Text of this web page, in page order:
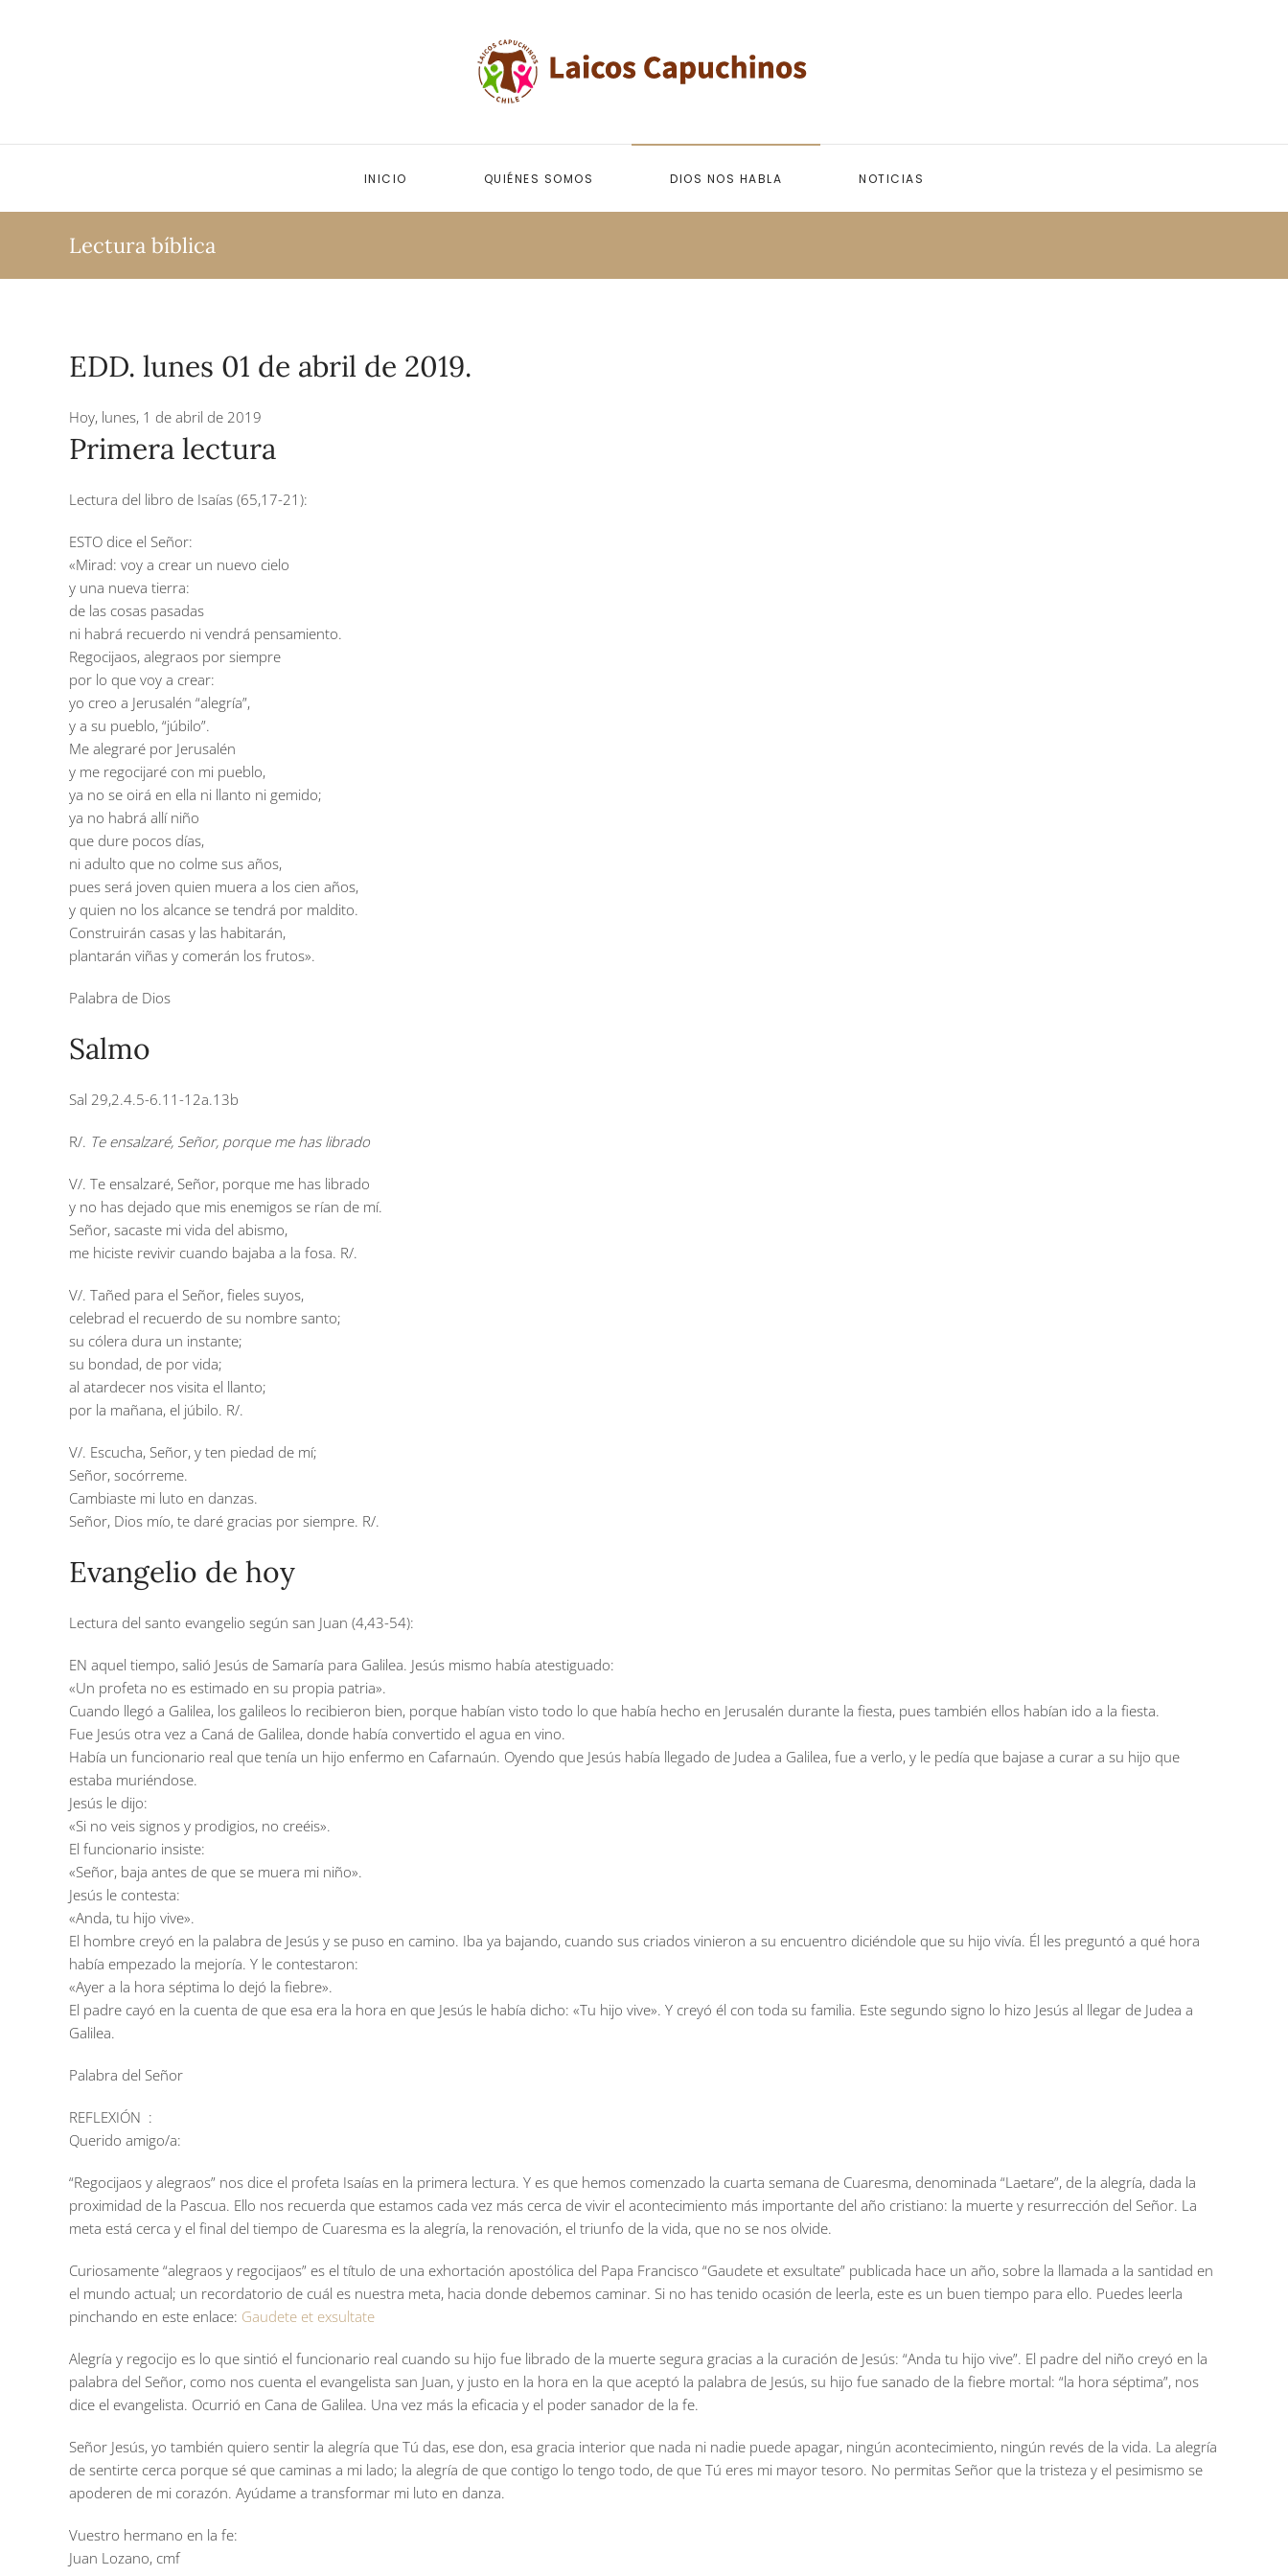
INICIO QUIÉNES SOMOS DIOS NOS HABLA NOTICIAS
Lectura bíblica
EDD. lunes 01 de abril de 2019.
Hoy, lunes, 1 de abril de 2019
Primera lectura
Lectura del libro de Isaías (65,17-21):
ESTO dice el Señor:
«Mirad: voy a crear un nuevo cielo
y una nueva tierra:
de las cosas pasadas
ni habrá recuerdo ni vendrá pensamiento.
Regocijaos, alegraos por siempre
por lo que voy a crear:
yo creo a Jerusalén “alegría”,
y a su pueblo, “júbilo”.
Me alegraré por Jerusalén
y me regocijaré con mi pueblo,
ya no se oirá en ella ni llanto ni gemido;
ya no habrá allí niño
que dure pocos días,
ni adulto que no colme sus años,
pues será joven quien muera a los cien años,
y quien no los alcance se tendrá por maldito.
Construirán casas y las habitarán,
plantarán viñas y comerán los frutos».
Palabra de Dios
Salmo
Sal 29,2.4.5-6.11-12a.13b
R/. Te ensalzaré, Señor, porque me has librado
V/. Te ensalzaré, Señor, porque me has librado
y no has dejado que mis enemigos se rían de mí.
Señor, sacaste mi vida del abismo,
me hiciste revivir cuando bajaba a la fosa. R/.
V/. Tañed para el Señor, fieles suyos,
celebrad el recuerdo de su nombre santo;
su cólera dura un instante;
su bondad, de por vida;
al atardecer nos visita el llanto;
por la mañana, el júbilo. R/.
V/. Escucha, Señor, y ten piedad de mí;
Señor, socórreme.
Cambiaste mi luto en danzas.
Señor, Dios mío, te daré gracias por siempre. R/.
Evangelio de hoy
Lectura del santo evangelio según san Juan (4,43-54):
EN aquel tiempo, salió Jesús de Samaría para Galilea. Jesús mismo había atestiguado:
«Un profeta no es estimado en su propia patria».
Cuando llegó a Galilea, los galileos lo recibieron bien, porque habían visto todo lo que había hecho en Jerusalén durante la fiesta, pues también ellos habían ido a la fiesta.
Fue Jesús otra vez a Caná de Galilea, donde había convertido el agua en vino.
Había un funcionario real que tenía un hijo enfermo en Cafarnaún. Oyendo que Jesús había llegado de Judea a Galilea, fue a verlo, y le pedía que bajase a curar a su hijo que
estaba muriéndose.
Jesús le dijo:
«Si no veis signos y prodigios, no creéis».
El funcionario insiste:
«Señor, baja antes de que se muera mi niño».
Jesús le contesta:
«Anda, tu hijo vive».
El hombre creyó en la palabra de Jesús y se puso en camino. Iba ya bajando, cuando sus criados vinieron a su encuentro diciéndole que su hijo vivía. Él les preguntó a qué hora
había empezado la mejoría. Y le contestaron:
«Ayer a la hora séptima lo dejó la fiebre».
El padre cayó en la cuenta de que esa era la hora en que Jesús le había dicho: «Tu hijo vive». Y creyó él con toda su familia. Este segundo signo lo hizo Jesús al llegar de Judea a
Galilea.
Palabra del Señor
REFLEXIÓN :
Querido amigo/a:
“Regocijaos y alegraos” nos dice el profeta Isaías en la primera lectura. Y es que hemos comenzado la cuarta semana de Cuaresma, denominada “Laetare”, de la alegría, dada la
proximidad de la Pascua. Ello nos recuerda que estamos cada vez más cerca de vivir el acontecimiento más importante del año cristiano: la muerte y resurrección del Señor. La
meta está cerca y el final del tiempo de Cuaresma es la alegría, la renovación, el triunfo de la vida, que no se nos olvide.
Curiosamente “alegraos y regocijaos” es el título de una exhortación apostólica del Papa Francisco “Gaudete et exsultate” publicada hace un año, sobre la llamada a la santidad en
el mundo actual; un recordatorio de cuál es nuestra meta, hacia donde debemos caminar. Si no has tenido ocasión de leerla, este es un buen tiempo para ello. Puedes leerla
pinchando en este enlace: Gaudete et exsultate
Alegría y regocijo es lo que sintió el funcionario real cuando su hijo fue librado de la muerte segura gracias a la curación de Jesús: “Anda tu hijo vive”. El padre del niño creyó en la
palabra del Señor, como nos cuenta el evangelista san Juan, y justo en la hora en la que aceptó la palabra de Jesús, su hijo fue sanado de la fiebre mortal: “la hora séptima”, nos
dice el evangelista. Ocurrió en Cana de Galilea. Una vez más la eficacia y el poder sanador de la fe.
Señor Jesús, yo también quiero sentir la alegría que Tú das, ese don, esa gracia interior que nada ni nadie puede apagar, ningún acontecimiento, ningún revés de la vida. La alegría
de sentirte cerca porque sé que caminas a mi lado; la alegría de que contigo lo tengo todo, de que Tú eres mi mayor tesoro. No permitas Señor que la tristeza y el pesimismo se
apoderen de mi corazón. Ayúdame a transformar mi luto en danza.
Vuestro hermano en la fe:
Juan Lozano, cmf